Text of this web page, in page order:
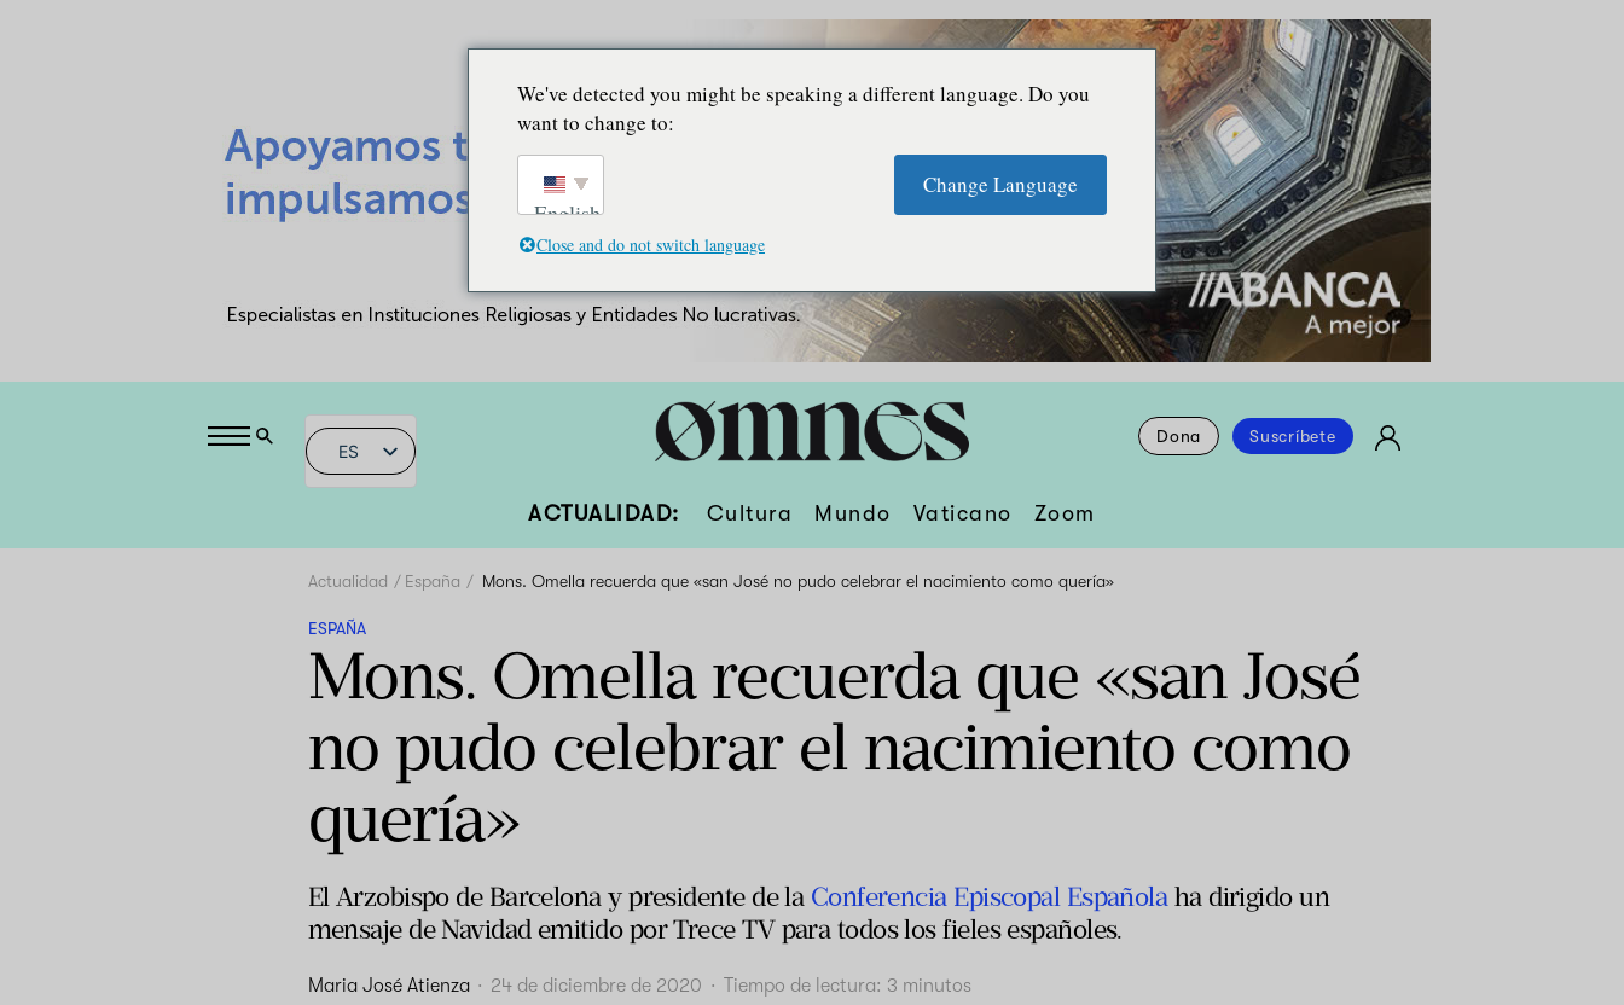
ES
Dona Suscríbete
ACTUALIDAD: Cultura Mundo Vaticano Zoom
Actualidad España Mons. Omella recuerda que «san José no pudo celebrar el nacimiento como quería»
ESPAÑA
Mons. Omella recuerda que «san José
no pudo celebrar el nacimiento como
quería»
El Arzobispo de Barcelona y presidente de la Conferencia Episcopal Españolaha dirigido un
mensaje de Navidad emitido por Trece TV para todos los fieles españoles.
Maria José Atienza · 24 de diciembre de 2020 · Tiempo de lectura: 3 minutos
We've detected you might be speaking a different language. Do you
want to change to:
English
Change Language
Close and do not switch language